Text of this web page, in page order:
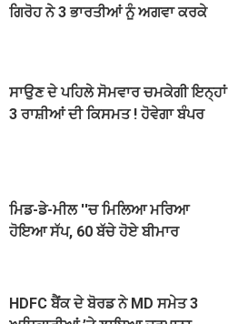
ਗਿਰੋਹ ਨੇ 3 ਭਾਰਤੀਆਂ ਨੂੰ ਅਗਵਾ ਕਰਕੇ
ਸਾਉਣ ਦੇ ਪਹਿਲੇ ਸੋਮਵਾਰ ਚਮਕੇਗੀ ਇਨ੍ਹਾਂ
3 ਰਾਸ਼ੀਆਂ ਦੀ ਕਿਸਮਤ ! ਹੋਵੇਗਾ ਬੰਪਰ
ਮਿਡ-ਡੇ-ਮੀਲ ''ਚ ਮਿਲਿਆ ਮਰਿਆ
ਹੋਇਆ ਸੱਪ, 60 ਬੱਚੇ ਹੋਏ ਬੀਮਾਰ
HDFC ਬੈਂਕ ਦੇ ਬੋਰਡ ਨੇ MD ਸਮੇਤ 3